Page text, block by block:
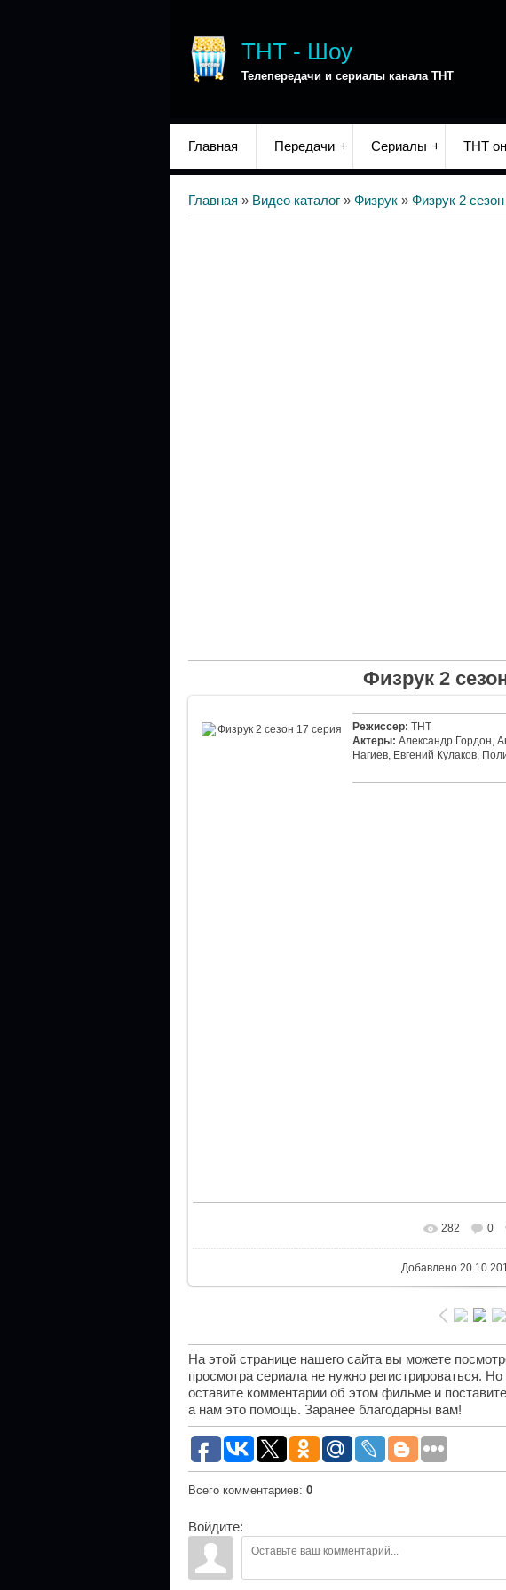
ТНТ - Шоу
Телепередачи и сериалы канала ТНТ
Главная Передачи Сериалы ТНТ
Главная » Видео каталог » Физрук » Физрук 2 сезон
Физрук 2
Режиссер: ТНТ
Актеры: Александр Гордон,
Нагиев, Евгений Кулаков,
282 0
Добавлено
На этой странице нашего сайта вы можете
просмотра сериала не нужно регистрироваться.
оставите комментарии об этом фильме и
а нам это помощь. Заранее благодарны вам!
Всего комментариев: 0
Войдите: